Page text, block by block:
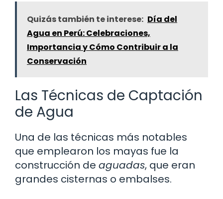
Quizás también te interese: Día del
Agua en Perú: Celebraciones,
Importancia y Cómo Contribuir a la
Conservación
Las Técnicas de Captación
de Agua
Una de las técnicas más notables
que emplearon los mayas fue la
construcción de aguadas, que eran
grandes cisternas o embalses.